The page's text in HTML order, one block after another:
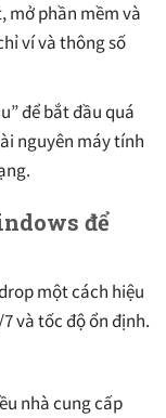
mở phần mềm và
ví và thông số
để bắt đầu quá
nguyên máy tính
để
một cách hiệu
và tốc độ ổn định.
nhà cung cấp